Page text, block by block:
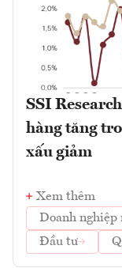
SSI
hàng tăng
xấu giảm
Xem thêm
Doanh nghiệp
Đầu tư